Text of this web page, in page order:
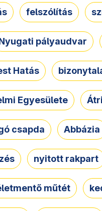
felszólítás
pályaudvar
Hatás
Egyesülete
csapda Abbázia
nyitott rakpart
műtét